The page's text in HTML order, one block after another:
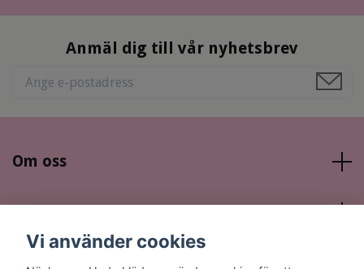
Anmäl dig till vår nyhetsbrev
Om oss
Sociala medier
Vi använder cookies